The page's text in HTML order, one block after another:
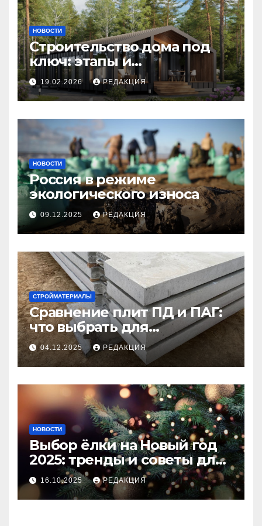
НОВОСТИ
Строительство дома под
ключ: этапы и
планирование бюджета
19.02.2026 РЕДАКЦИЯ
НОВОСТИ
Россия в режиме
экологического износа
09.12.2025 РЕДАКЦИЯ
СТРОЙМАТЕРИАЛЫ
Сравнение плит ПД и ПАГ:
что выбрать для
долговечного и прочного
покрытия
04.12.2025 РЕДАКЦИЯ
НОВОСТИ
Выбор ёлки на Новый год
2025: тренды и советы для
идеального праздника
16.10.2025 РЕДАКЦИЯ